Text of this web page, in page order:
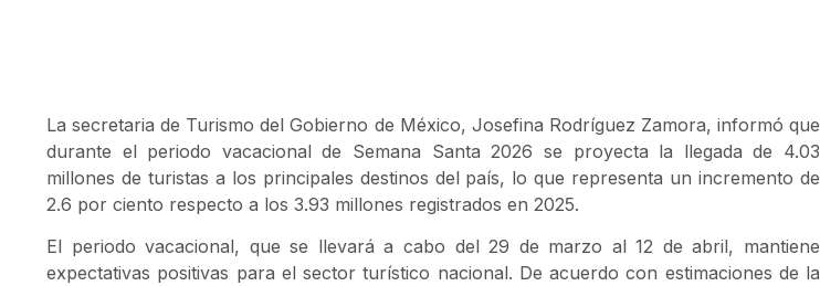
La secretaria de Turismo del Gobierno de México, Josefina Rodríguez Zamora, informó que
durante el periodo vacacional de Semana Santa 2026 se proyecta la llegada de 4.03
millones de turistas a los principales destinos del país, lo que representa un incremento de
2.6 por ciento respecto a los 3.93 millones registrados en 2025.
El periodo vacacional, que se llevará a cabo del 29 de marzo al 12 de abril, mantiene
expectativas positivas para el sector turístico nacional. De acuerdo con estimaciones de la